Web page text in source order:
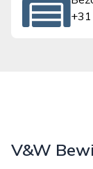
V&W